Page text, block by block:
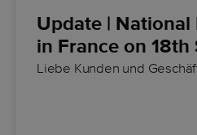
Update |
in France on 18th
Liebe Kunden und